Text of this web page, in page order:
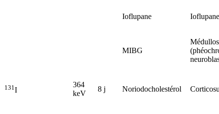
Ioflupane Ioflupane
MIBG
131I
364
keV
8 j Noriodocholestérol